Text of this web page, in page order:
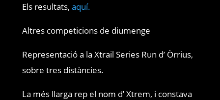
Els resultats, aquí.
Altres competicions de diumenge
Representació a la Xtrail Series Run d’ Òrrius,
sobre tres distàncies.
La més llarga rep el nom d’ Xtrem, i constava